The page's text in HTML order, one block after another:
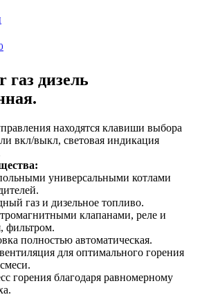
газ дизель
находятся клавиши выбора
вкл/выкл, световая индикация
универсальными котлами
газ и дизельное топливо.
клапанами, реле и
фильтром.
полностью автоматическая.
для оптимального горения
горения благодаря равномерному